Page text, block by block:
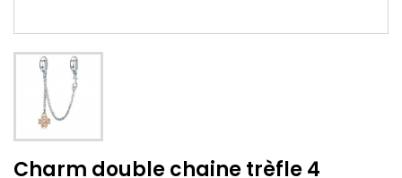
Charm double chaine trèfle 4